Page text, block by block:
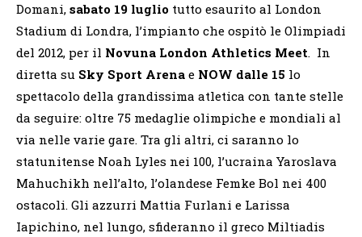
Domani, sabato 19 luglio tutto esaurito al London
Stadium di Londra, l’impianto che ospitò le Olimpiadi
del 2012, per il Novuna London Athletics Meet. In
diretta su Sky Sport Arena e NOW dalle 15 lo
spettacolo della grandissima atletica con tante stelle
da seguire: oltre 75 medaglie olimpiche e mondiali al
via nelle varie gare. Tra gli altri, ci saranno lo
statunitense Noah Lyles nei 100, l’ucraina Yaroslava
Mahuchikh nell’alto, l’olandese Femke Bol nei 400
ostacoli. Gli azzurri Mattia Furlani e Larissa
Iapichino, nel lungo, sfideranno il greco Miltiadis